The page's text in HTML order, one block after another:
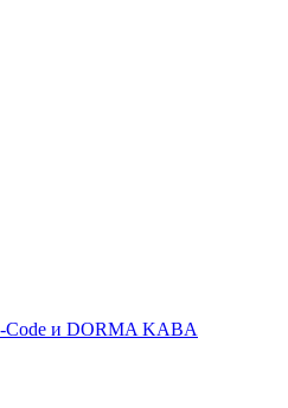
Code и DORMA KABA